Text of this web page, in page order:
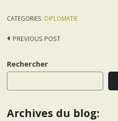
CATEGORIES: DIPLOMATIE
Post
PREVIOUS POST
Rechercher
Archives du blog: